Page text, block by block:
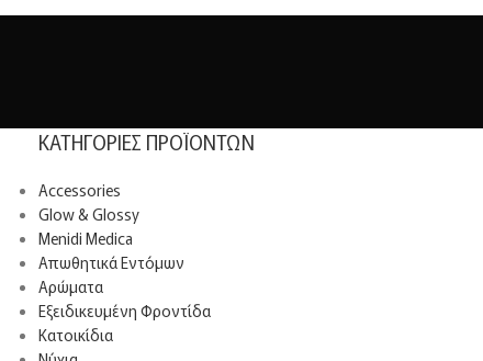
ΚΑΤΗΓΟΡΊΕΣ ΠΡΟΪΌΝΤΩΝ
Accessories
Glow & Glossy
Menidi Medica
Απωθητικά Εντόμων
Αρώματα
Εξειδικευμένη Φροντίδα
Κατοικίδια